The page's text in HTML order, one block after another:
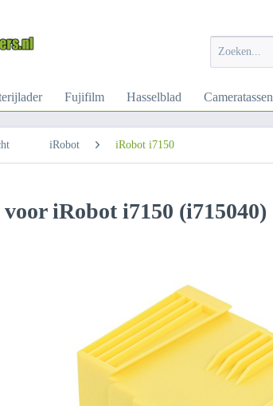
Fujifilm Hasselblad Cameratassen
iRobot iRobot i7150
iRobot i7150 (i715040)